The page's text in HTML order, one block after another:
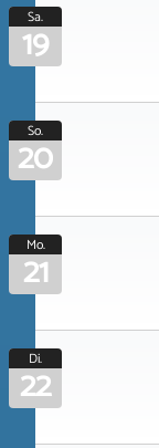
Sa.
19
So.
20
Mo.
21
Di.
22